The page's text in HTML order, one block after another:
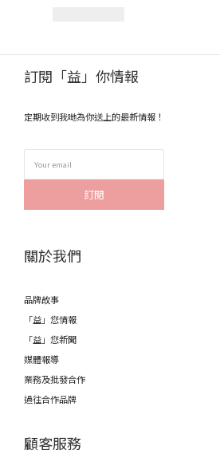
訂閱「益」你情報
定期收到我哋為你送上的最新情報！
訂閱
關於我們
品牌故事
「益」您情報
「益」您新聞
媒體報導
業務及批發合作
過往合作品牌
顧客服務